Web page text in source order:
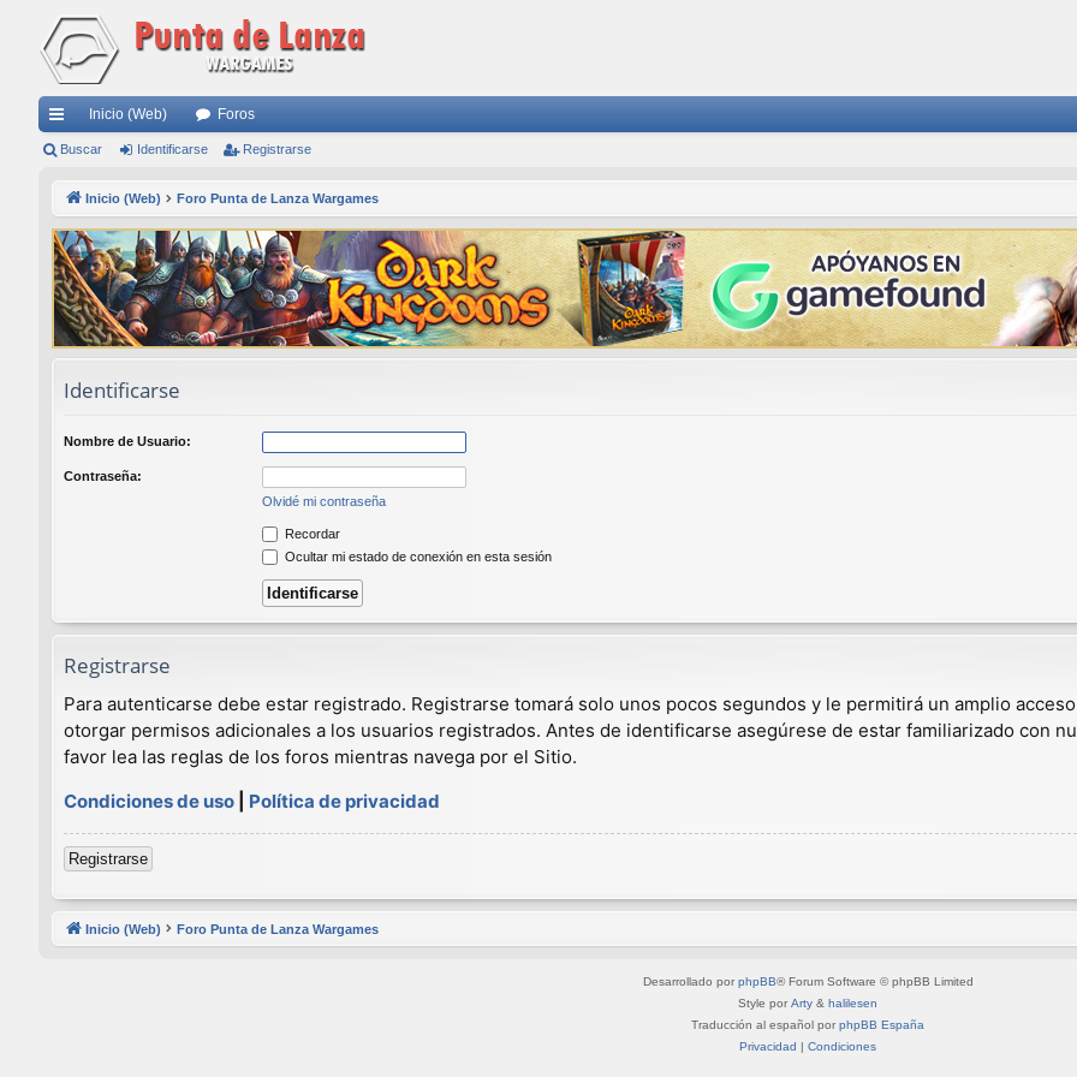
nl
rá
pi
do
Inicio (Web) Foros
Buscar Identificarse Registrarse
Inicio (Web) Foro Punta de Lanza Wargames
Identificarse
Nombre de Usuario:
Contraseña:
Olvidé mi contraseña
Recordar
Ocultar mi estado de conexión en esta sesión
Registrarse
Para autenticarse debe estar registrado. Registrarse tomará solo unos pocos segundos y le permitirá un amplio
otorgar permisos adicionales a los usuarios registrados. Antes de identificarse asegúrese de estar familiarizado con
favor lea las reglas de los foros mientras navega por el Sitio.
Condiciones de uso
Política de privacidad
Registrarse
Inicio (Web) Foro Punta de Lanza Wargames
Desarrollado por phpBB® Forum Software © phpBB Limited
Style por Arty & halilesen
Traducción al español por phpBB España
Privacidad | Condiciones